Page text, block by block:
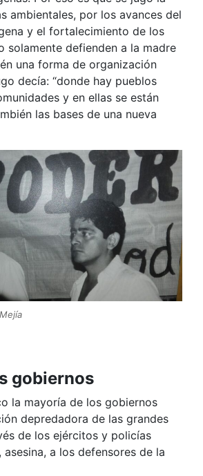
ambientales, por los avances del
y el fortalecimiento de los
solamente defienden a la madre
una forma de organización
decía: “donde hay pueblos
y en ellas se están
las bases de una nueva
gobiernos
la mayoría de los gobiernos
depredadora de las grandes
de los ejércitos y policías
a los defensores de la